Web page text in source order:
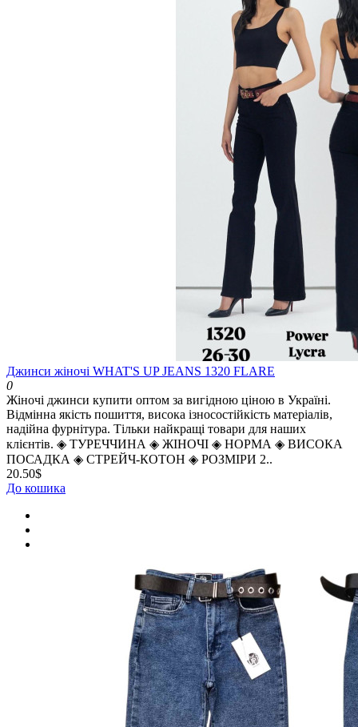
Джинси жіночі WHAT'S UP JEANS 1320 FLARE
0
Жіночі джинси купити оптом за вигідною ціною в Україні.
Відмінна якість пошиття, висока ізносостійкість матеріалів,
надійна фурнітура. Тільки найкращі товари для наших
клієнтів. ◈ ТУРЕЧЧИНА ◈ ЖІНОЧІ ◈ НОРМА ◈ ВИСОКА
ПОСАДКА ◈ СТРЕЙЧ-КОТОН ◈ РОЗМІРИ 2..
20.50$
До кошика